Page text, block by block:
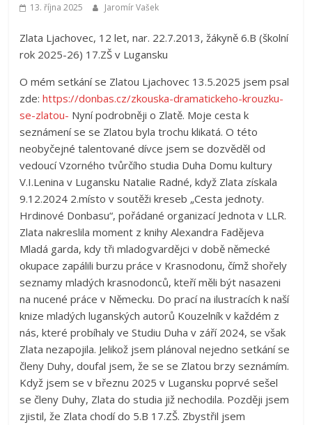
13. října 2025 Jaromír Vašek
Zlata Ljachovec, 12 let, nar. 22.7.2013, žákyně 6.B (školní
rok 2025-26) 17.ZŠ v Lugansku
O mém setkání se Zlatou Ljachovec 13.5.2025 jsem psal
zde:https://donbas.cz/zkouska-dramatickeho-krouzku-
se-zlatou- Nyní podrobněji o Zlatě. Moje cesta k
seznámení se se Zlatou byla trochu klikatá. O této
neobyčejné talentované dívce jsem se dozvěděl od
vedoucí Vzorného tvůrčího studia Duha Domu kultury
V.I.Lenina v Lugansku Natalie Radné, když Zlata získala
9.12.2024 2.místo v soutěži kreseb „Cesta jednoty.
Hrdinové Donbasu“, pořádané organizací Jednota v LLR.
Zlata nakreslila moment z knihy Alexandra Fadějeva
Mladá garda, kdy tři mladogvardějci v době německé
okupace zapálili burzu práce v Krasnodonu, čímž shořely
seznamy mladých krasnodonců, kteří měli být nasazeni
na nucené práce v Německu. Do prací na ilustracích k naší
knize mladých luganských autorů Kouzelník v každém z
nás, které probíhaly ve Studiu Duha v září 2024, se však
Zlata nezapojila. Jelikož jsem plánoval nejedno setkání se
členy Duhy, doufal jsem, že se se Zlatou brzy seznámím.
Když jsem se v březnu 2025 v Lugansku poprvé sešel
se členy Duhy, Zlata do studia již nechodila. Později jsem
zjistil, že Zlata chodí do 5.B 17.ZŠ. Zbystřil jsem